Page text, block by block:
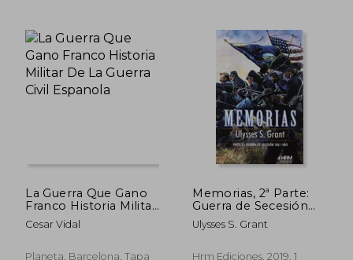
45% 45%
La Guerra Que Gano
Franco Historia Militar
De La Guerra Civil
Espanola
Cesar Vidal
Planeta, Barcelona, Tapa
Memorias, 2ª Parte:
Guerra de Secesión
(1861-1863)
Ulysses S. Grant
Hrm Ediciones, 2019, 1